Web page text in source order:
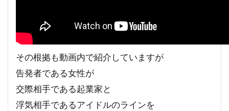
その根拠も動画内で紹介していますが
告発者である女性が
交際相手である起業家と
浮気相手であるアイドルのラインを